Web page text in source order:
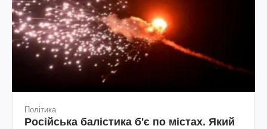
Політика
Російська балістика б'є по містах. Який